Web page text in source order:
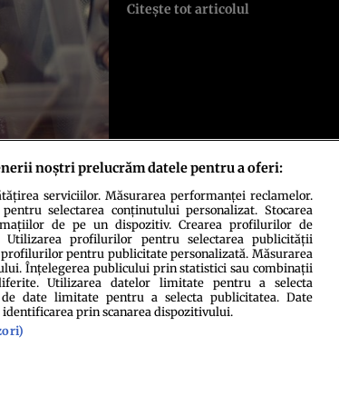
Citește tot articolul
redacțională
noștri prelucrăm datele pentru a oferi:
serviciilor. Măsurarea performanței reclamelor.
selectarea conținutului personalizat. Stocarea
de pe un dispozitiv. Crearea profilurilor de
Utilizarea profilurilor pentru selectarea publicității
profilurilor pentru publicitate personalizată. Măsurarea
Înțelegerea publicului prin statistici sau combinații
Utilizarea datelor limitate pentru a selecta
date limitate pentru a selecta publicitatea. Date
identificarea prin scanarea dispozitivului.